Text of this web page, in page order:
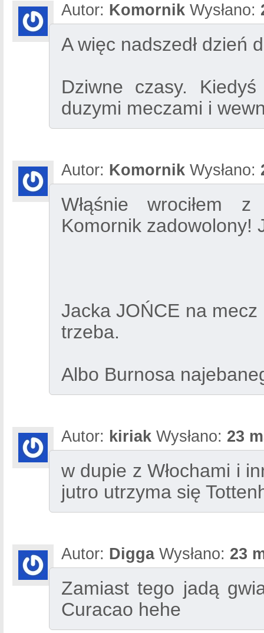
Autor: Komornik Wysłano:
A więc nadszedł dzień
Dziwne czasy.
duzymi meczami i
Autor: Komornik Wysłano:
Włąśnie wrociłem
Komornik zadowolony!
Jacka JOŃCE na
trzeba.
Albo Burnosa
Autor: kiriak Wysłano: 23
w dupie z Włochami i
jutro utrzyma się
Autor: DiggaWysłano: 23
Zamiast tego jadą
Curacao hehe